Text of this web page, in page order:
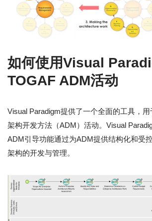
如何使用Visual
TOGAF ADM活动
Visual Paradigm提供了一个全面的工具，
架构开发方法（ADM）活动。Visual
ADM引导功能通过为ADM提供结构化和受
架构的开发与管理。